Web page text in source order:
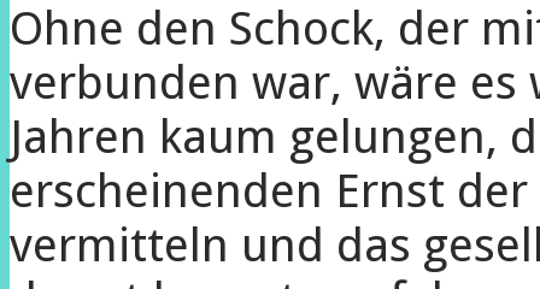
Ohne den Schock, der
verbunden war, wäre
Jahren kaum gelungen,
erscheinenden Ernst
vermitteln und das